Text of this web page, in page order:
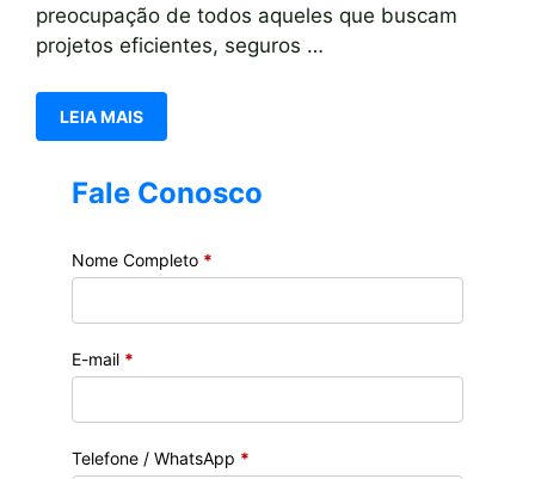
preocupação de todos aqueles que buscam
projetos eficientes, seguros …
LEIA MAIS
Fale Conosco
Nome Completo *
E-mail *
Telefone / WhatsApp *